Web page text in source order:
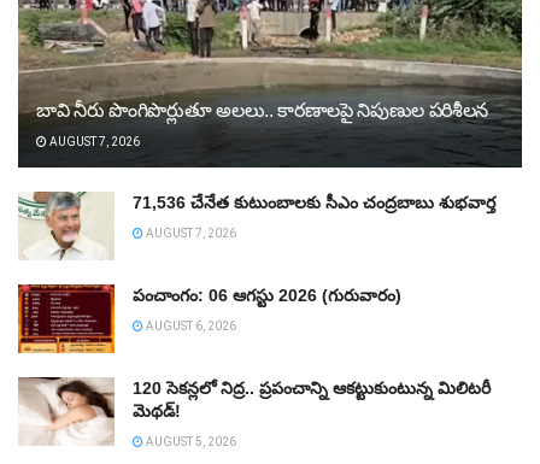
బావి నీరు పొంగిపొర్లుతూ అలలు.. కారణాలపై నిపుణుల పరిశీలన
AUGUST 7, 2026
71,536 చేనేత కుటుంబాలకు సీఎం చంద్రబాబు శుభవార్త
AUGUST 7, 2026
పంచాంగం: 06 ఆగస్టు 2026 (గురువారం)
AUGUST 6, 2026
120 సెకన్లలో నిద్ర.. ప్రపంచాన్ని ఆకట్టుకుంటున్న మిలిటరీ
మెథడ్!
AUGUST 5, 2026